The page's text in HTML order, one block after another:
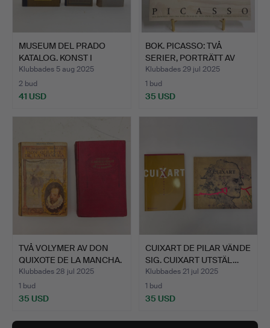
MUSEUM DEL PRADO
KATALOG. KONST I
SPANIEN.…
Klubbades 5 aug 2025
2 bud
41 USD
BOK. PICASSO: TVÅ
SERIER, PORTRÄTT AV
FAMI…
Klubbades 29 jul 2025
1 bud
35 USD
TVÅ VOLYMER AV DON
QUIXOTE DE LA MANCHA.
R…
Klubbades 28 jul 2025
1 bud
35 USD
CUIXART DE PILAR VÄNDE
SIG. CUIXART UTSTÄL…
Klubbades 21 jul 2025
1 bud
35 USD